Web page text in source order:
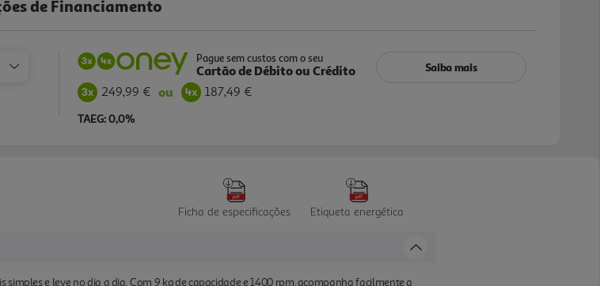
de Financiamento
Pague sem custos com o seu
Cartão de Débito ou Crédito
249,99 € ou 187,49 €
TAEG: 0,0%
Saiba mais
Ficha de especificações Etiqueta energética
e leve no dia a dia. Com 9 kg de capacidade e 1400 rpm, acompanha facilmente a